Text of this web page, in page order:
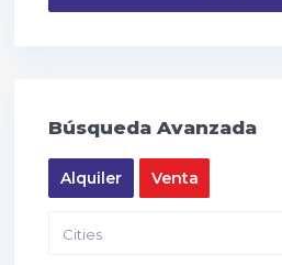
Búsqueda Avanzada
Alquiler Venta
Cities